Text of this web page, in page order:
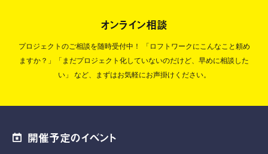
オンライン相談
プロジェクトのご相談を随時受付中！
「ロフトワークにこんなこと頼め
ますか？」「まだプロジェクト化していないのだけど、早めに相談した
い」
など、まずはお気軽にお声掛けください。
開催予定のイベント